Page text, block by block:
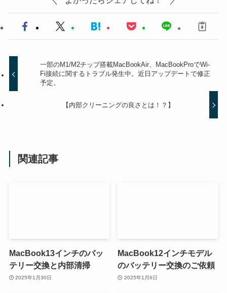
一部のM1/M2チップ搭載MacBookAir、MacBookProでWi-
Fi接続に関するトラブル発生中。近日アップデートで修正
予定。
【内部クリーニングの良さとは！？】
関連記事
MacBook13インチのバッ
テリー交換と内部清掃
2025年1月30日
MacBook12インチモデル
のバッテリー交換のご依頼
2025年1月6日